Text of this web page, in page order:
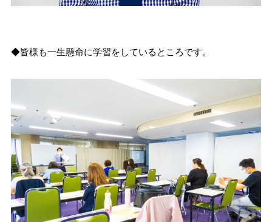
◆皆様も一生懸命に学習をしているところです。